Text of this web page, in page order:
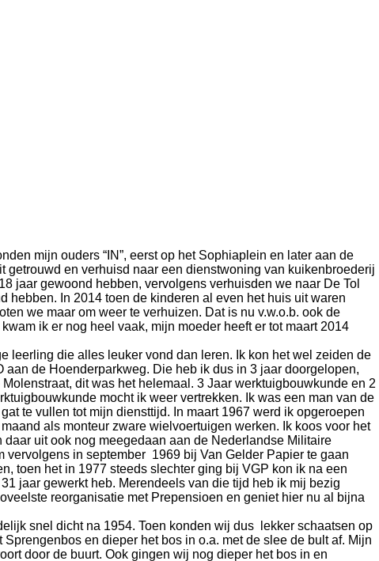
mijn ouders “IN”, eerst op het Sophiaplein en later aan de
getrouwd en verhuisd naar een dienstwoning van kuikenbroederij
jaar gewoond hebben, vervolgens verhuisden we naar De Tol
In 2014 toen de kinderen al even het huis uit waren
we maar om weer te verhuizen. Dat is nu v.w.o.b. ook de
ik er nog heel vaak, mijn moeder heeft er tot maart 2014
leerling die alles leuker vond dan leren. Ik kon het wel zeiden de
de Hoenderparkweg. Die heb ik dus in 3 jaar doorgelopen,
dit was het helemaal. 3 Jaar werktuigbouwkunde en 2
mocht ik weer vertrekken. Ik was een man van de
te vullen tot mijn diensttijd. In maart 1967 werd ik opgeroepen
als monteur zware wielvoertuigen werken. Ik koos voor het
uit ook nog meegedaan aan de Nederlandse Militaire
in september 1969 bij Van Gelder Papier te gaan
toen het in 1977 steeds slechter ging bij VGP kon ik na een
jaar gewerkt heb. Merendeels van die tijd heb ik mij bezig
reorganisatie met Prepensioen en geniet hier nu al bijna
snel dicht na 1954. Toen konden wij dus lekker schaatsen op
en dieper het bos in o.a. met de slee de bult af. Mijn
door de buurt. Ook gingen wij nog dieper het bos in en